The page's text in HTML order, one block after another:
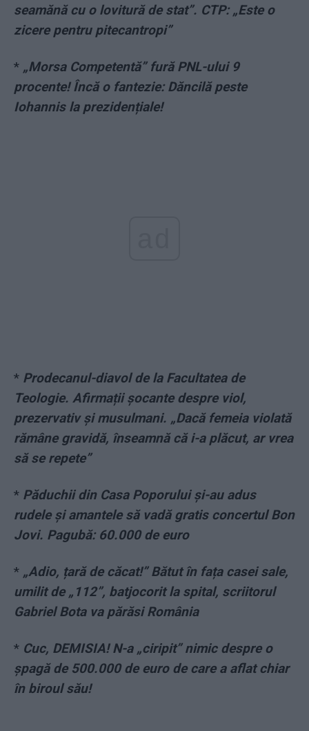
seamănă cu o lovitură de stat”. CTP: „Este o
zicere pentru pitecantropi”
* „Morsa Competentă” fură PNL-ului 9
procente! Încă o fantezie: Dăncilă peste
Iohannis la prezidențiale!
* Prodecanul-diavol de la Facultatea de
Teologie. Afirmații șocante despre viol,
prezervativ și musulmani. „Dacă femeia violată
rămâne gravidă, înseamnă că i-a plăcut, ar vrea
să se repete”
* Păduchii din Casa Poporului și-au adus
rudele și amantele să vadă gratis concertul Bon
Jovi. Pagubă: 60.000 de euro
* „Adio, țară de căcat!” Bătut în fața casei sale,
umilit de „112”, batjocorit la spital, scriitorul
Gabriel Bota va părăsi România
* Cuc, DEMISIA! N-a „ciripit” nimic despre o
şpagă de 500.000 de euro de care a aflat chiar
în biroul său!